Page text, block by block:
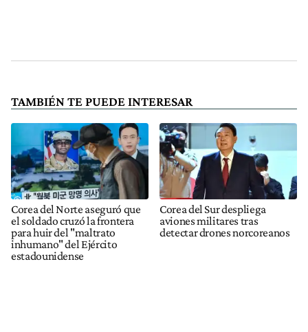
TAMBIÉN TE PUEDE INTERESAR
Corea del Norte aseguró que
el soldado cruzó la frontera
para huir del "maltrato
inhumano" del Ejército
estadounidense
Corea del Sur despliega
aviones militares tras
detectar drones norcoreanos